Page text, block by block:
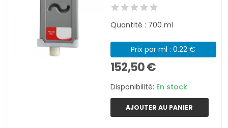
Quantité : 700 ml
Prix par ml : 0.22 €
152,50 €
Disponibilité: En stock
AJOUTER AU PANIER